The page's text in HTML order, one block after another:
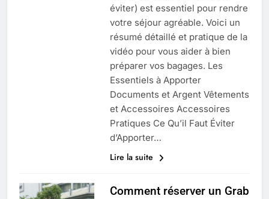
éviter) est essentiel pour rendre
votre séjour agréable. Voici un
résumé détaillé et pratique de la
vidéo pour vous aider à bien
préparer vos bagages. Les
Essentiels à Apporter
Documents et Argent Vêtements
et Accessoires Accessoires
Pratiques Ce Qu’il Faut Éviter
d’Apporter…
Lire la suite
Comment réserver un Grab